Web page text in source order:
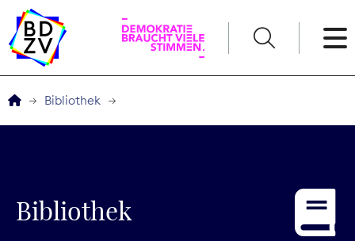
Service
Bibliothek
Bibliothek